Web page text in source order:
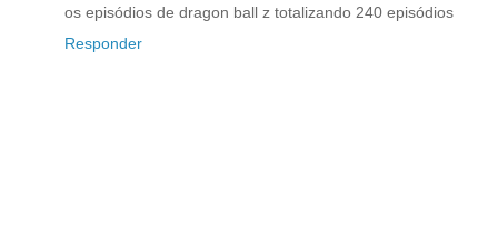
os episódios de dragon ball z totalizando 240 episódios
Responder